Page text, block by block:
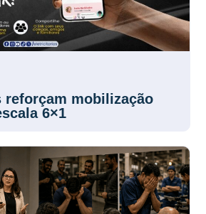
mobilização
6×1